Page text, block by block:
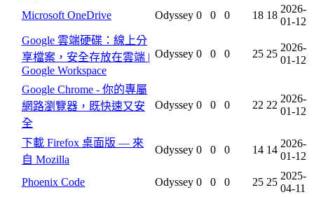
Microsoft OneDrive Odyssey 0 0 0 18 18
2026-
01-12
Google 雲端硬碟：線上分
享檔案，安全存放在雲端 |
Google Workspace
Odyssey 0 0 0 25 25
2026-
01-12
Google Chrome - 你的專屬
網路瀏覽器，既快速又安
全
Odyssey 0 0 0 22 22
2026-
01-12
下載 Firefox 桌面版 — 來
自 Mozilla
Odyssey 0 0 0 14 14
2026-
01-12
Phoenix Code Odyssey 0 0 0 25 25
2025-
04-11